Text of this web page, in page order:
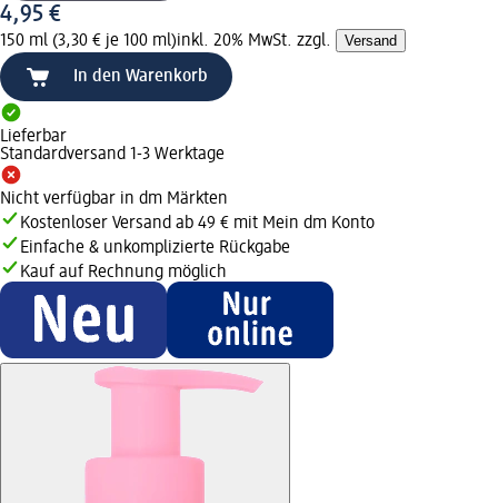
4,95 €
150 ml (3,30 € je 100 ml)inkl. 20% MwSt. zzgl. Versand
In den Warenkorb
Lieferbar
Standardversand 1-3 Werktage
Nicht verfügbar in dm Märkten
Kostenloser Versand ab 49 € mit Mein dm Konto
Einfache & unkomplizierte Rückgabe
Kauf auf Rechnung möglich